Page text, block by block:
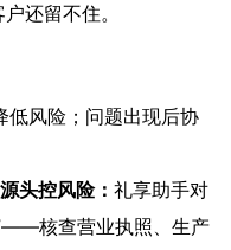
还留不住。
低风险；问题出现后协
头控风险： 礼享助手对
核查营业执照、生产